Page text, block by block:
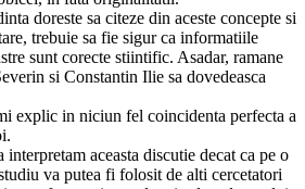
doreste sa citeze din aceste concepte si
trebuie sa fie sigur ca informatiile
sunt corecte stiintific. Asadar, ramane
si Constantin Ilie sa dovedeasca
explic in niciun fel coincidenta perfecta a
aceasta discutie decat ca pe o
va putea fi folosit de alti cercetatori